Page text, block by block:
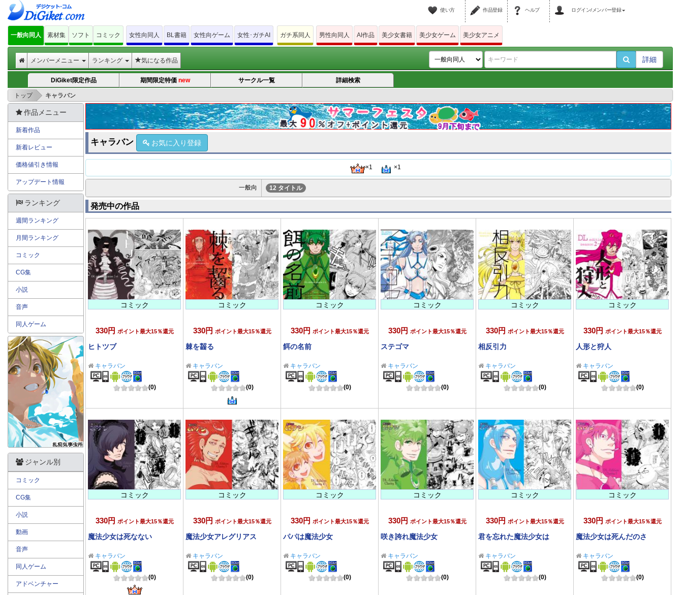
使い方 作品登録 ヘルプ ログイン/メンバー登録
一般向同人 素材集 ソフト コミック 女性向同人 BL書籍 女性向ゲーム 女性･ガチAI ガチ系同人 男性向同人 AI作品 美少女書籍 美少女ゲーム 美少女アニメ
詳細
メンバーメニュー ランキング 気になる作品
DiGiket限定作品 期間限定特価 new サークル一覧 詳細検索
トップ > キャラバン
キャラバン お気に入り登録
×1 ×1
一般向 12 タイトル
発売中の作品
コミック
330円 ポイント最大15％還元
ヒトツブ
キャラバン
(0)
コミック
330円 ポイント最大15％還元
棘を齧る
キャラバン
(0)
コミック
330円 ポイント最大15％還元
餌の名前
キャラバン
(0)
コミック
330円 ポイント最大15％還元
ステゴマ
キャラバン
(0)
コミック
330円 ポイント最大15％還元
相反引力
キャラバン
(0)
コミック
330円 ポイント最大15％還元
人形と狩人
キャラバン
(0)
コミック
330円 ポイント最大15％還元
魔法少女は死なない
キャラバン
(0)
コミック
330円 ポイント最大15％還元
魔法少女アレグリアス
キャラバン
(0)
コミック
330円 ポイント最大15％還元
パパは魔法少女
キャラバン
(0)
コミック
330円 ポイント最大15％還元
咲き誇れ魔法少女
キャラバン
(0)
コミック
330円 ポイント最大15％還元
君を忘れた魔法少女は
キャラバン
(0)
コミック
330円 ポイント最大15％還元
魔法少女は死んだのさ
キャラバン
(0)
作品メニュー
新着作品
新着レビュー
価格値引き情報
アップデート情報
ランキング
週間ランキング
月間ランキング
コミック
CG集
小説
音声
同人ゲーム
ジャンル別
コミック
CG集
小説
動画
音声
同人ゲーム
アドベンチャー